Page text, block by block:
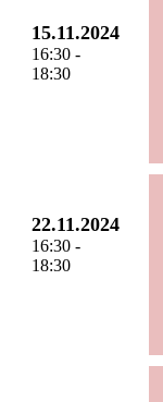
15.11.2024
16:30 -
18:30
22.11.2024
16:30 -
18:30